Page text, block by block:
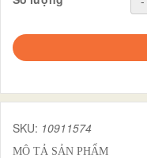
SKU: 10911574
MÔ TẢ SẢN PHẨM